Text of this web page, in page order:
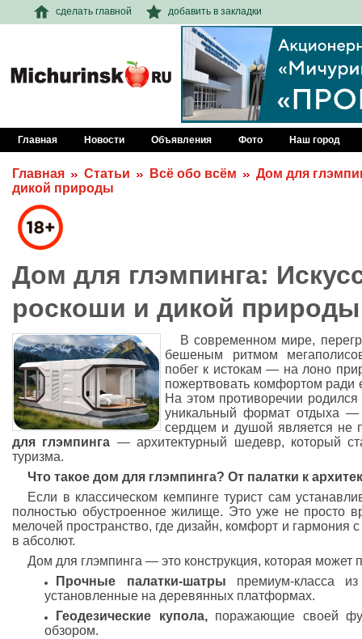
сделать главной добавить в закладки
Главная Новости Объявления Фото Наш город
Главная Статьи Всё обо всём
Дом для
дикой природы
Дом для глэмпинга:
роскоши и дикой природы
В современном мире,
бешеным ритмом
побег к истокам — на лоно
пожертвовать комфортом ради
На этом противоречии
уникальный формат отдыха —
сердцем и душой является не
для глэмпинга — архитектурный шедевр, который
туризма.
Что такое дом для глэмпинга? От палатки к
Если в классическом кемпинге турист сам
полностью обустроенное жилище. Это уже не просто
мелочей пространство, где дизайн, комфорт и
в абсолют.
Дом для глэмпинга — это конструкция, которая
Прочные палатки-шатры премиум-класса
установленные на деревянных платформах.
Геодезические купола,поражающие своей
обзором.